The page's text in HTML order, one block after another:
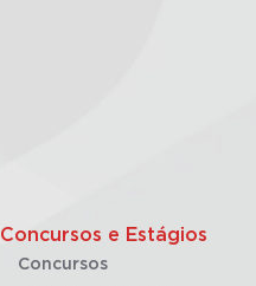
Concursos e Estágios
Concursos